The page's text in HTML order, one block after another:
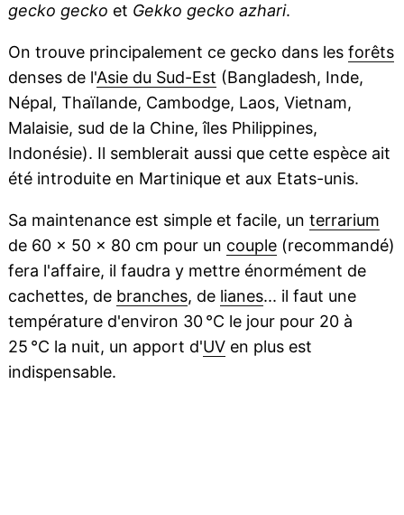
gecko gecko et Gekko gecko azhari.
On trouve principalement ce gecko dans les forêts
denses de l'Asie du Sud-Est (Bangladesh, Inde,
Népal, Thaïlande, Cambodge, Laos, Vietnam,
Malaisie, sud de la Chine, îles Philippines,
Indonésie). Il semblerait aussi que cette espèce ait
été introduite en Martinique et aux Etats-unis.
Sa maintenance est simple et facile, un terrarium
de 60 × 50 × 80 cm pour un couple(recommandé)
fera l'affaire, il faudra y mettre énormément de
cachettes, de branches, de lianes... il faut une
température d'environ 30 °C le jour pour 20 à
25 °C la nuit, un apport d'UVen plus est
indispensable.